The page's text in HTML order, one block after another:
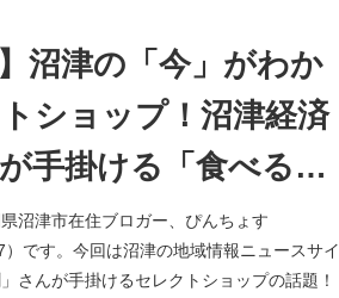
】沼津の「今」がわか
ショップ！沼津経済
手掛ける「食べる新
「Newstand+」さん
じ茶プリンソフト
沼津市在住ブロガー、ぴんちょす
）です。今回は沼津の地域情報ニュースサイ
さんが手掛けるセレクトショップの話題！